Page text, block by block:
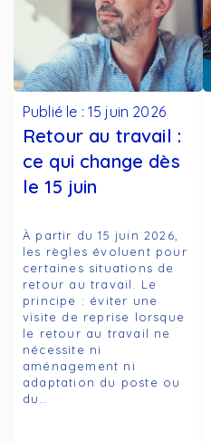
Publié le : 15 juin 2026
Retour au travail :
ce qui change dès
le 15 juin
À partir du 15 juin 2026,
les règles évoluent pour
certaines situations de
retour au travail. Le
principe : éviter une
visite de reprise lorsque
le retour au travail ne
nécessite ni
aménagement ni
adaptation du poste ou
du…